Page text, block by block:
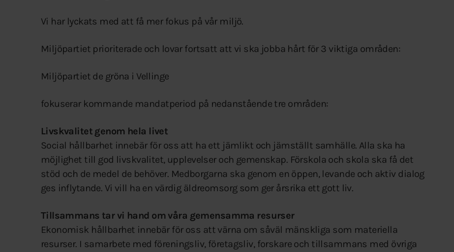
Vi har lyckats med att få mer fokus på vår miljö.
Miljöpartiet prioriterade och lovar fortsatt att vi ska jobba hårt för 3 viktiga områden:
Miljöpartiet de gröna i Vellinge
fokuserar kommande mandatperiod på nedanstående tre områden:
Livskvalitet genom hela livet
Social hållbarhet innebär för oss att ha ett jämlikt och jämställt samhälle. Alla ska ha
möjlighet till god livskvalitet, upplevelser och gemenskap. Förskola och skola ska få det
stöd och de medel de behöver. Medborgarna ska genom en öppen, levande och aktiv dialog
ges inflytande. Vi vill ha en värdig äldreomsorg som ger årsrika ett gott liv.
Tillsammans tar vi hand om våra gemensamma resurser
Ekonomisk hållbarhet innebär för oss att värna om såväl mänskliga som materiella
resurser. I samarbete med föreningsliv, företagsliv, forskare och tillsammans med övriga